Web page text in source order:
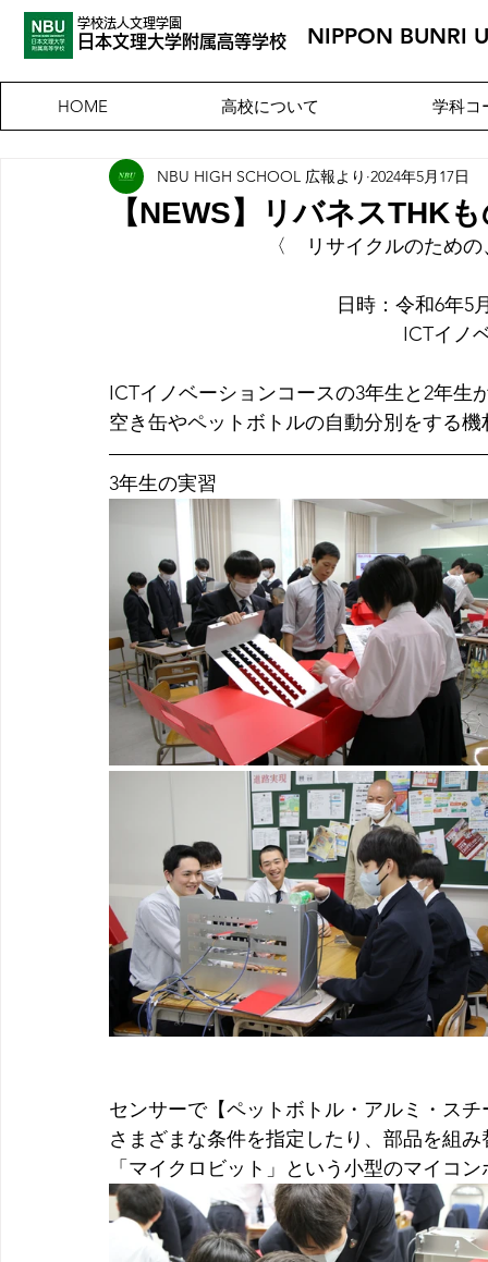
学校法人文理学園
​日本文理大学附属高等学校 NIPPON BUNRI
HOME 高校について 学科コ
【NEWS】リバネスTHK
NBU HIGH SCHOOL 広報より 2024年5月17日
〈　リサイクルのため
日時：令和6年5
ICTイノ
ICTイノベーションコースの3年生と2年生
空き缶やペットボトルの自動分別をする
3年生の実習
センサーで【ペットボトル・アルミ・ス
さまざまな条件を指定したり、部品を組
「マイクロビット」という小型のマイコ